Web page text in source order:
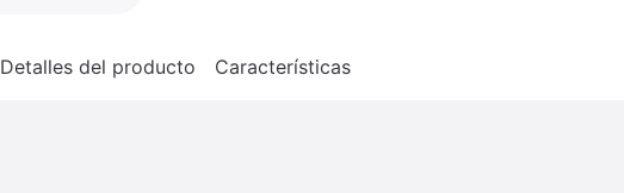
Detalles del producto Características